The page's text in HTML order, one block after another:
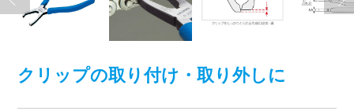
クリップの取り付け・取り外しに